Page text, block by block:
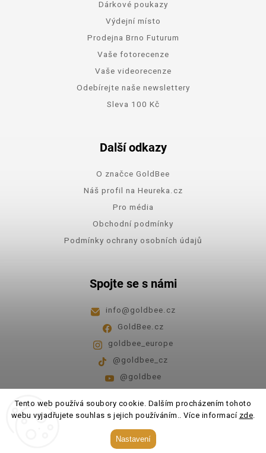
Tento web používá soubory cookie. Dalším procházením tohoto
webu vyjadřujete souhlas s jejich používáním.. Více informací zde.
Nastavení
Dárkové poukazy
Výdejní místo
Prodejna Brno Futurum
Vaše fotorecenze
Vaše videorecenze
Odebírejte naše newslettery
Sleva 100 Kč
Další odkazy
O značce GoldBee
Náš profil na Heureka.cz
Pro média
Obchodní podmínky
Podmínky ochrany osobních údajů
Spojte se s námi
info@goldbee.cz
GoldBee.cz
goldbee_europe
@goldbee_cz
@goldbee
Pondělí - pátek 8:00-14:00
GoldBee. Všechna práva vyhrazena.
Upravit nastavení cookies